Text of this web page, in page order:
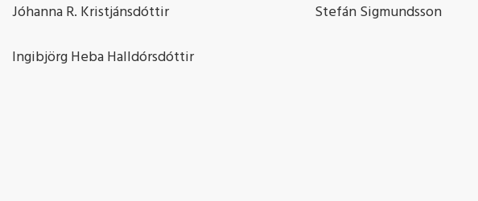
Jóhanna R. Kristjánsdóttir
Ingibjörg Heba Halldórsdóttir
Stefán Sigmundsson